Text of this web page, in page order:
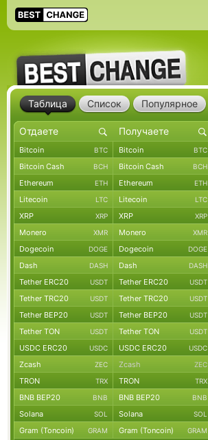
Таблица Список Популярное
Bitcoin BTC Bitcoin BTC
Bitcoin Cash BCH Bitcoin Cash BCH
Ethereum ETH Ethereum ETH
Litecoin LTC Litecoin LTC
XRP XRP XRP XRP
Monero XMR Monero XMR
Dogecoin DOGE Dogecoin DOGE
Dash DASH Dash DASH
Tether ERC20 USDT Tether ERC20 USDT
Tether TRC20 USDT Tether TRC20 USDT
Tether BEP20 USDT Tether BEP20 USDT
Tether TON USDT Tether TON USDT
USDC ERC20 USDC USDC ERC20 USDC
Zcash ZEC Zcash ZEC
TRON TRX TRON TRX
BNB BEP20 BNB BNB BEP20 BNB
Solana SOL Solana SOL
Gram (Toncoin) GRAM Gram (Toncoin) GRAM